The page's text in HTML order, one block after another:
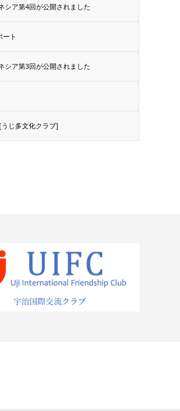
シア第4回が公開されました
ト
シア第3回が公開されました
じ多文化クラブ]